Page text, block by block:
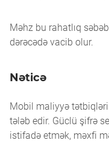
Məhz bu rahatlıq
dərəcədə vacib olur.
Nəticə
Mobil maliyyə
tələb edir. Güclü şifrə
istifadə etmək, məxfi